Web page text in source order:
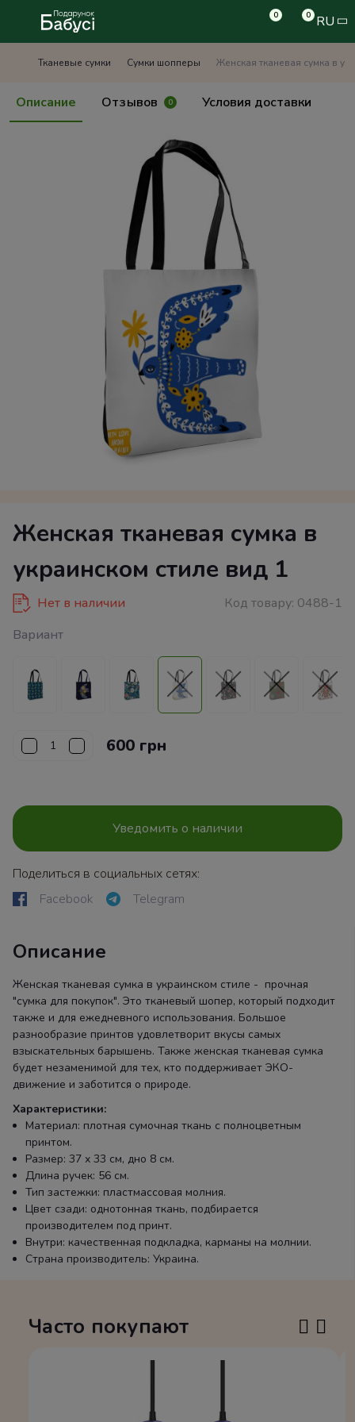
0 0 RU
Тканевые сумки Сумки шопперы Женская тканевая сумка в
Описание Отзывов 0 Условия доставки
Женская тканевая сумка в
украинском стиле вид 1
Нет в наличии Код товару: 0488-1
Вариант
600 грн
Уведомить о наличии
Поделиться в социальных сетях:
Facebook
Telegram
Описание
Женская тканевая сумка в украинском стиле - прочная
"сумка для покупок". Это тканевый шопер, который подходит
также и для ежедневного использования. Большое
разнообразие принтов удовлетворит вкусы самых
взыскательных барышень. Также женская тканевая сумка
будет незаменимой для тех, кто поддерживает ЭКО-
движение и заботится о природе.
Характеристики:
Материал: плотная сумочная ткань с полноцветным
принтом.
Размер: 37 х 33 см, дно 8 см.
Длина ручек: 56 см.
Тип застежки: пластмассовая молния.
Цвет сзади: однотонная ткань, подбирается
производителем под принт.
Внутри: качественная подкладка, карманы на молнии.
Страна производитель: Украина.
Часто покупают